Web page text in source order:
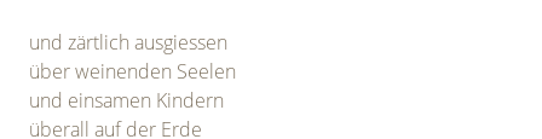
und zärtlich ausgiessen
über weinenden Seelen
und einsamen Kindern
überall auf der Erde